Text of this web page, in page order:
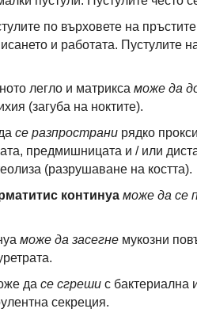
по върховете на пръстите
и работата. Пустулите
легло и матрикса може да
(загуба на ноктите).
се разпространи рядко
предмишницата и / или
(разрушаване на костта).
континуа може да се
може да засегне мукозни
да се сгреши с бактериална
секреция.